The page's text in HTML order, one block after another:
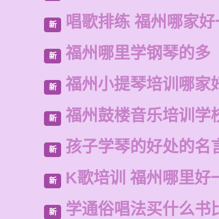
新 唱歌排练 福州哪家
新 福州哪里学钢琴的多
新 福州小提琴培训哪家
新 福州鼓楼音乐培训学
新 孩子学琴的好处的名
新 K歌培训 福州哪里好
新 学通俗唱法买什么书